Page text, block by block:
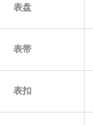
表盘
表带
表扣